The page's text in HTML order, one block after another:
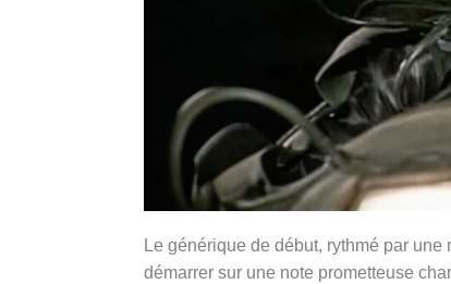
Le générique de début, rythmé par
démarrer sur une note prometteuse